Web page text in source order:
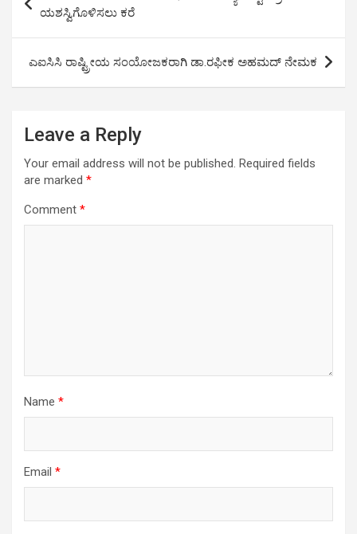
k
p
n
navigation
ಯಶಸ್ವಿಗೊಳಿಸಲು ಕರೆ
ಎಐಸಿಸಿ ರಾಷ್ಟ್ರೀಯ ಸಂಯೋಜಕರಾಗಿ ಡಾ.ರಫೀಕ ಅಹಮದ್ ನೇಮಕ
Leave a Reply
Your email address will not be published. Required fields
are marked *
Comment *
Name *
Email *